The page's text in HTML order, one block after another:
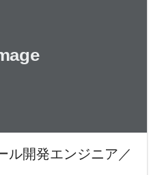
ル開発エンジニア／